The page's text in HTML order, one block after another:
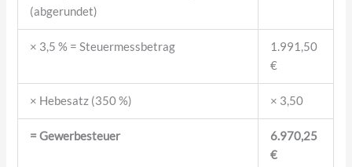
(abgerundet)
× 3,5 % = Steuermessbetrag
1.991,50
€
× Hebesatz (350 %) × 3,50
= Gewerbesteuer
6.970,25
€